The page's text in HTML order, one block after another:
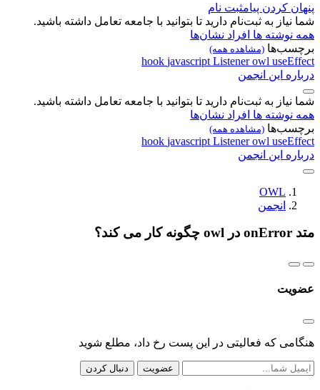
پنهان کردن پیامثبت نام
شما نیاز به ثبت‌نام دارید تا بتوانید با جامعه تعامل داشته باشید.
همه نوشته ها افراد نشان‌ها
برچسب‌ها (مشاهده همه)
hook javascript Listenerowl useEffect
درباره این انجمن
شما نیاز به ثبت‌نام دارید تا بتوانید با جامعه تعامل داشته باشید.
همه نوشته ها افراد نشان‌ها
برچسب‌ها (مشاهده همه)
hook javascript Listenerowl useEffect
درباره این انجمن
OWL
انجمن
متد onError در owl چگونه کار می کند؟
عضویت
هنگامی که فعالیتی در این پست رخ داد، مطلع شوید
عضویت دنبال کردن